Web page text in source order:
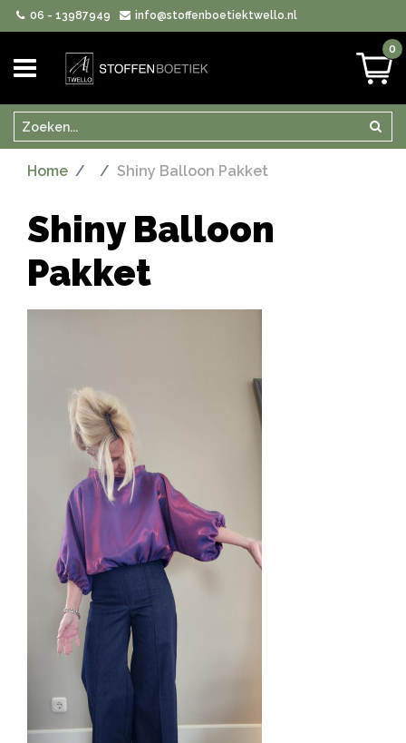
06 - 13987949 info@stoffenboetiektwello.nl
0
Zoeken
Home Shiny Balloon Pakket
Shiny Balloon
Pakket